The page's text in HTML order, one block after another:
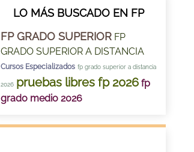
LO MÁS BUSCADO EN FP
FP GRADO SUPERIOR FP
GRADO SUPERIOR A DISTANCIA
Cursos Especializados fp grado superior a distancia
2026 pruebas libres fp 2026 fp
grado medio 2026